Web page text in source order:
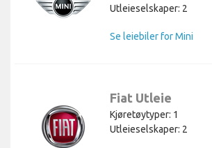
Utleieselskaper: 2
Se leiebiler for Mini
Fiat Utleie
Kjøretøytyper: 1
Utleieselskaper: 2